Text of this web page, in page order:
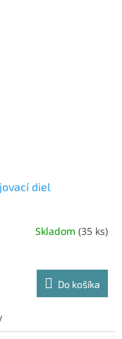
diel
Skladom (35 ks)
Do košíka